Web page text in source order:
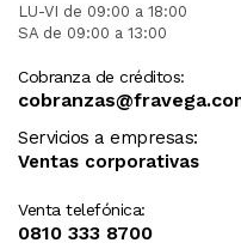
LU-VI de 09:00 a 18:00
SA de 09:00 a 13:00
Cobranza de créditos:
Servicios a empresas:
Ventas corporativas
Venta telefónica:
0810 333 8700